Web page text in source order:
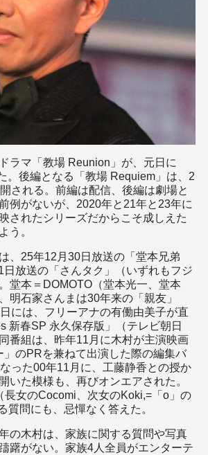
ラマ「教場 Reunion」が、元日に
。後編となる「教場 Requiem」は、2
される。前編は配信、後編は劇場と
例がないが、2020年と21年と23年に
されたシリーズだからこそ成しえた
う。
、25年12月30日放送の「堂本兄弟
日放送の「さんタク」（いずれもフジ
堂本＝DOMOTO（堂本光一、堂本
明石家さんまは30年来の「親友」
には、フリーアナの有働由美子が直
新春SP 永久保存版」（テレビ朝日
番組は、昨年11月に木村が主演映画
」のPRを兼ねて出演した際の編集バ
った00年11月に、工藤静香との授か
いた模様も、再びオンエアされた。
長女のCocomi、次女のKoki,=「o」の
質問にも、忌憚なく答えた。
の木村は、家族に関する質問や写真
躇がない。家族4人全員がエンターテ